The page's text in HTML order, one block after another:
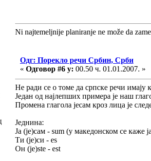
Ni najtemeljnije planiranje ne može da
Одг: Порекло речи Србин, Срби
« Одговор #6 у: 00.50 ч. 01.01.2007. »
Не ради се о томе да српске речи имају
Један од најлепших примера је наш
Промена глагола јесам кроз лица је
Једнина:
Ја (је)сам - sum (у македонском се каже
Ти (је)си - es
Он (је)stе - est